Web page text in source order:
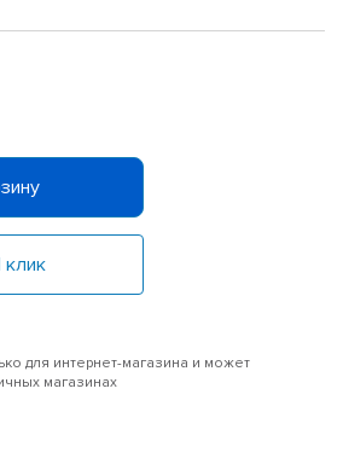
клик
для интернет-магазина и может
магазинах